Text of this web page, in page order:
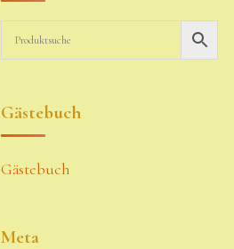
Gästebuch
Gästebuch
Meta